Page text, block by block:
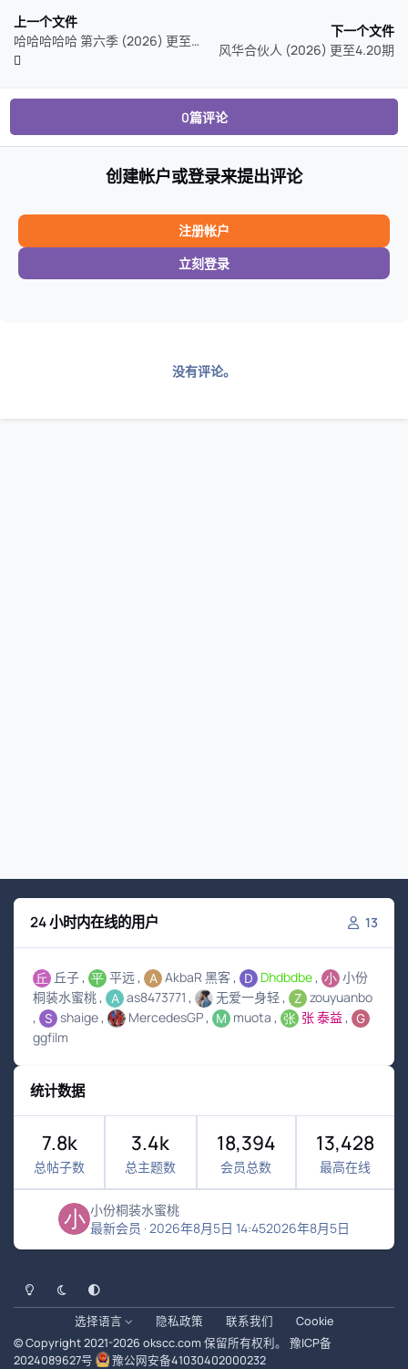
上一个文件
哈哈哈哈哈 第六季 (2026) 更至4.20期/ 五哈 第六季 / 五哈6
下一个文件
风华合伙人 (2026) 更至4.20期
0篇评论
创建帐户或登录来提出评论
注册帐户
立刻登录
没有评论。
24 小时内在线的用户 13
丘子 平远 AkbaR 黑客 Dhdbdbe
小份
桐装水蜜桃
as8473771 无爱一身轻
zouyuanbo
shaige
MercedesGP muota
张 泰益
ggfilm
统计数据
7.8k
总帖子数
3.4k
总主题数
18,394
会员总数
13,428
最高在线
小份桐装水蜜桃
最新会员 ·2026年8月5日 14:452026年8月5日
浅色模式黑暗模式系统偏好
选择语言 隐私政策 联系我们
Cookie
© Copyright 2021-2026 okscc.com 保留所有权利。 豫ICP备
2024089627号
豫公网安备41030402000232